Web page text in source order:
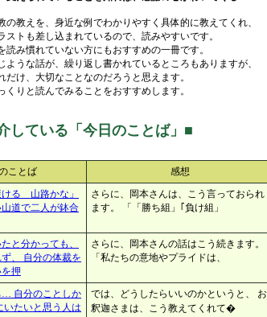
の教えを、身近な例でわかりやすく具体的に教えてくれ、
ストも差し込まれているので、読みやすいです。
読み慣れていない方にもおすすめの一冊です。
ような話が、繰り返し書かれているところもありますが、
だけ、大切なことなのだろうと思えます。
くりと読んでみることをおすすめします。
している「今日のことば」■
ことば 感想
る 山路かな」
道で二人が鉢合
さらに、岡本さんは、こう言っておられ
ます。 「「勝ち組」｢負け組」
と分かっても、
、 自分の体裁を
押
さらに、岡本さんの話はこう続きます。
「私たちの意地やプライドは、
… 自分のことしか
いたいと思う人は
では、どうしたらいいのかというと、 お
釈迦さまは、こう教えてくれて�